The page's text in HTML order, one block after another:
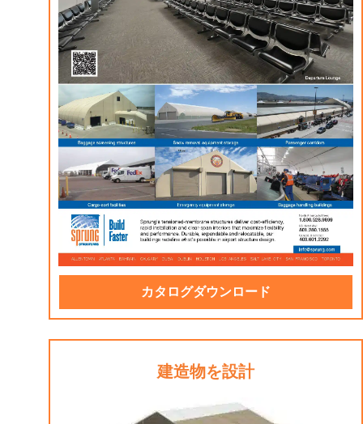
カタログダウンロード
建造物を設計